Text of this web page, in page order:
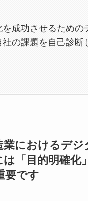
を成功させるための
社の課題を自己診断
業におけるデジ
は「目的明確化
要です